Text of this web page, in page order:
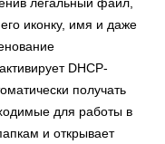
легальный файл,
иконку, имя и даже
DHCP-
получать
для работы в
и открывает